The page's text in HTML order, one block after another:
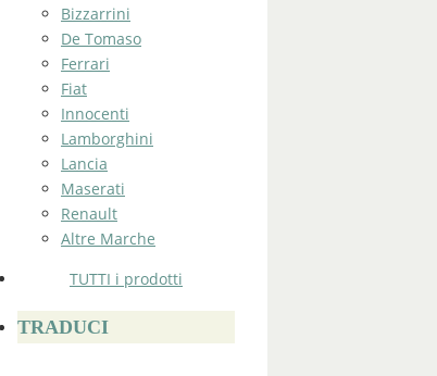
Bizzarrini
De Tomaso
Ferrari
Fiat
Innocenti
Lamborghini
Lancia
Maserati
Renault
Altre Marche
TUTTI i prodotti
TRADUCI